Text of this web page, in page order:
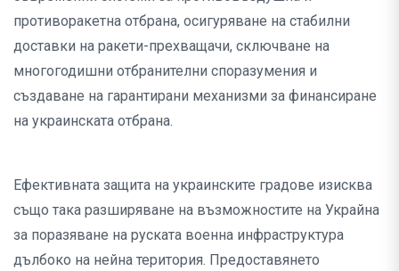
противоракетна отбрана, осигуряване на стабилни
доставки на ракети-прехващачи, сключване на
многогодишни отбранителни споразумения и
създаване на гарантирани механизми за финансиране
на украинската отбрана.
Ефективната защита на украинските градове изисква
също така разширяване на възможностите на Украйна
за поразяване на руската военна инфраструктура
дълбоко на нейна територия. Предоставянето